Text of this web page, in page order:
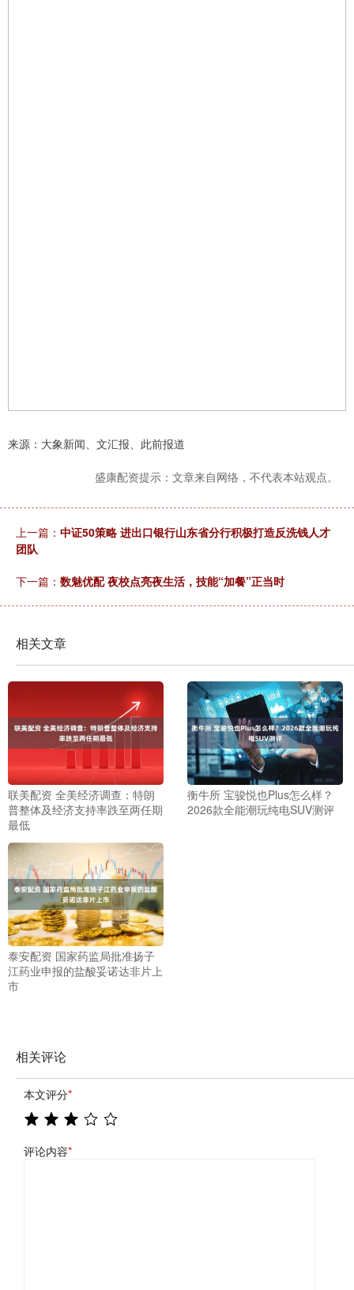
来源：大象新闻、文汇报、此前报道
盛康配资提示：文章来自网络，不代表本站观点。
上一篇： 中证50策略 进出口银行山东省分行积极打造反洗钱人才
团队
下一篇： 数魅优配 夜校点亮夜生活，技能“加餐”正当时
相关文章
联美配资 全美经济调查：特朗
普整体及经济支持率跌至两任期
最低
衡牛所 宝骏悦也Plus怎么样？
2026款全能潮玩纯电SUV测评
泰安配资 国家药监局批准扬子
江药业申报的盐酸妥诺达非片上
市
相关评论
本文评分*
评论内容*